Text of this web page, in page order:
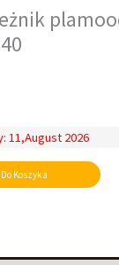
11,August 2026
Koszyka